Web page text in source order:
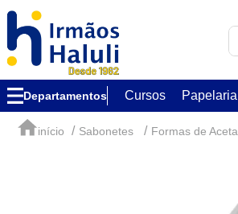
Departamentos Cursos Papelaria
Sabonetes Formas de